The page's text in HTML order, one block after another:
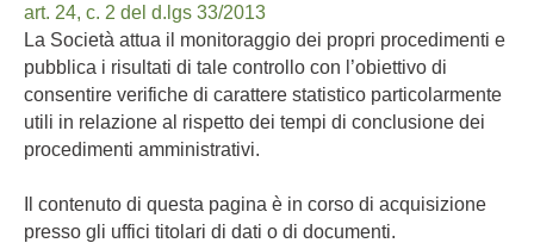
art. 24, c. 2 del d.lgs 33/2013
La Società attua il monitoraggio dei propri procedimenti e
pubblica i risultati di tale controllo con l’obiettivo di
consentire verifiche di carattere statistico particolarmente
utili in relazione al rispetto dei tempi di conclusione dei
procedimenti amministrativi.
Il contenuto di questa pagina è in corso di acquisizione
presso gli uffici titolari di dati o di documenti.